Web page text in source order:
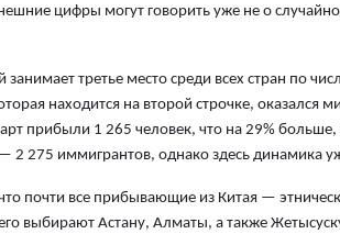
цифры могут говорить уже не о
занимает третье место среди всех стран по
находится на второй строчке,
прибыли 1 265 человек, что на 29%
2 275 иммигрантов, однако здесь динамика
почти все прибывающие из Китая —
выбирают Астану, Алматы, а также